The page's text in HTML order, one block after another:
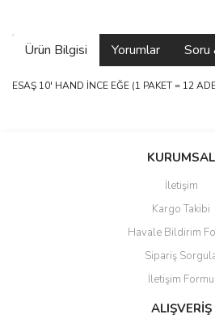
Ürün Bilgisi Yorumlar Soru
ESAŞ 10' HAND İNCE EĞE (1 PAKET = 12
Bu ürüne ilk yorumu
Ürün hakkında henüz soru
Ürün resmi kalitesiz, bozuk veya
Ürün açıklamasında eksik bilgiler
Ürün bilgilerinde hatalar bulunuyor.
Ürün fiyatı diğer sitelerden daha pahalı.
Bu ürüne benzer farklı alternatifler
KURUMSAL
İletişim
Kargo Takibi
Havale Bildirim
Sipariş
İletişim Formu
ALIŞVERİŞ